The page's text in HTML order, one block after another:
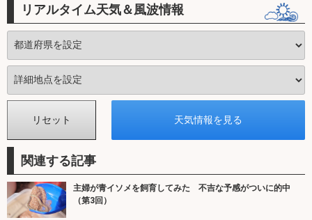
リアルタイム天気＆風波情報
関連する記事
主婦が青イソメを飼育してみた 不吉な予感がついに的中
（第3回）